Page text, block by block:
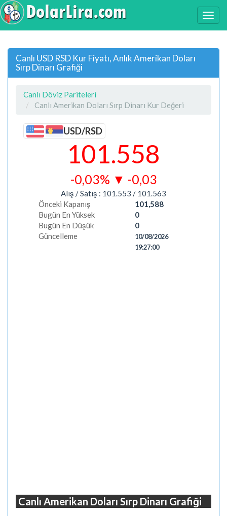
Canlı USD RSD Kur Fiyatı, Anlık Amerikan Doları
Sırp Dinarı Grafiği
Canlı Döviz Pariteleri
Canlı Amerikan Doları Sırp Dinarı Kur Değeri
USD/RSD
101.558
-0,03% ▼ -0,03
Alış / Satış : 101.553 / 101.563
Önceki Kapanış
101,588
Bugün En Yüksek
0
Bugün En Düşük
0
Güncelleme
10/08/2026
19:27:00
Canlı Amerikan Doları Sırp Dinarı Grafiği